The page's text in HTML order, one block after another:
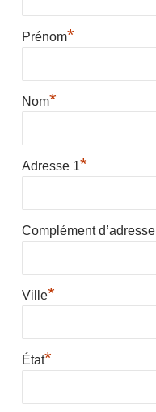
Prénom*
Nom*
Adresse 1*
Complément d’adresse
Ville*
État*